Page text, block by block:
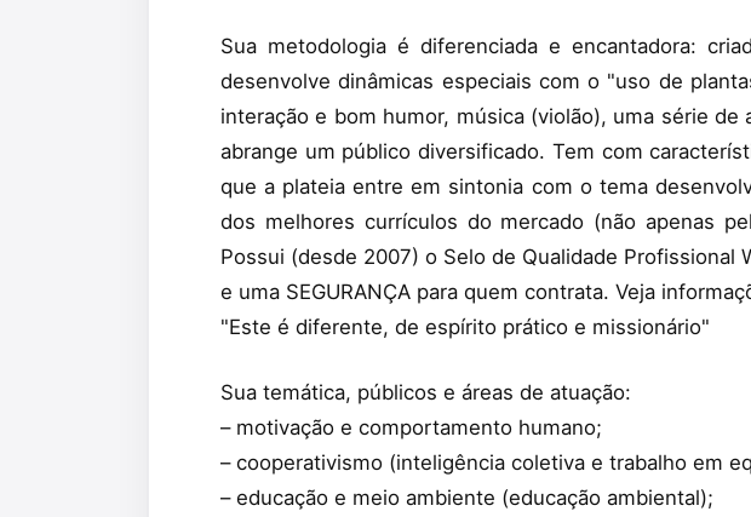
Sua metodologia é diferenciada e encantadora:
desenvolve dinâmicas especiais com o "uso de
interação e bom humor, música (violão), uma série
abrange um público diversificado. Tem com
que a plateia entre em sintonia com o tema
dos melhores currículos do mercado (não apenas
Possui (desde 2007) o Selo de Qualidade Profissional
e uma SEGURANÇA para quem contrata. Veja
"Este é diferente, de espírito prático e missionário"
Sua temática, públicos e áreas de atuação:
– motivação e comportamento humano;
– cooperativismo (inteligência coletiva e trabalho em
– educação e meio ambiente (educação ambiental);